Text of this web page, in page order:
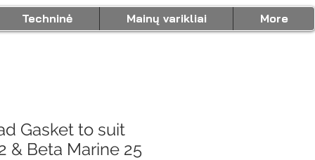
Gasket to suit
& Beta Marine 25
Techninė Mainų varikliai More